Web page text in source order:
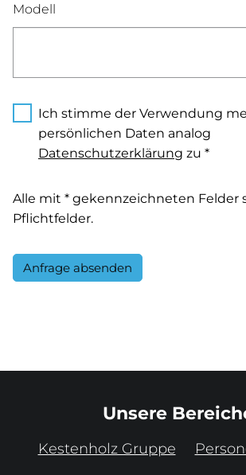
Modell
Ich stimme der Verwendung
persönlichen Daten analog
Datenschutzerklärung zu *
Alle mit * gekennzeichneten Felder
Pflichtfelder.
Anfrage absenden
Unsere
Kestenholz Gruppe